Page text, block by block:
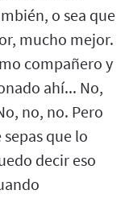
o sea que
mucho mejor.
compañero y
ahí... No,
no, no. Pero
que lo
decir eso